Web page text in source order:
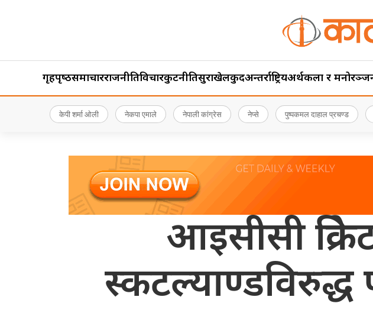
गृहपृष्‍ठसमाचारराजनीतिविचारकुटनीतिसुरक्षाखेलकुदअन्तर्राष्ट्रियअर्थकला र
केपी शर्मा ओली नेकपा एमाले नेपाली कांग्रेस नेप्से पुष्पकमल दाहाल प्रचण्ड
आइसीसी